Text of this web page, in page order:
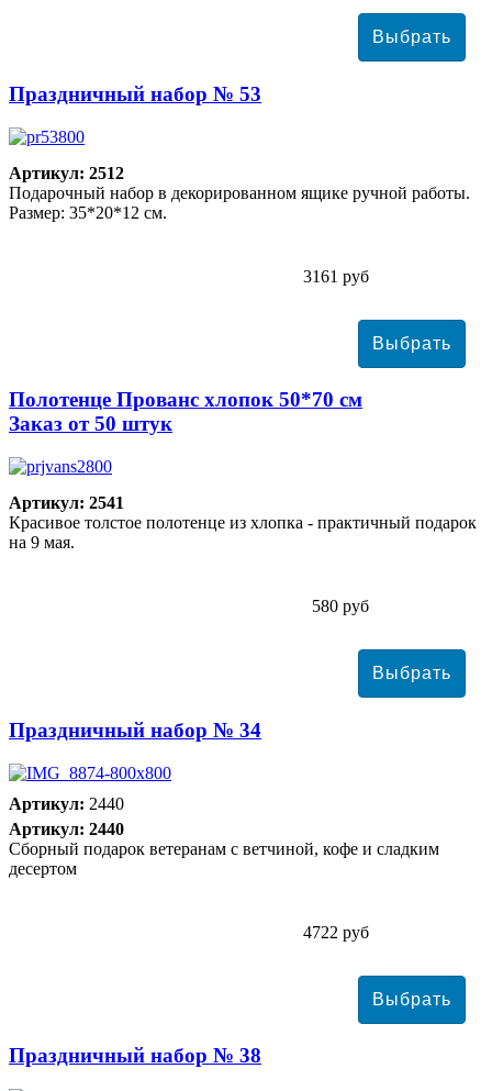
Праздничный набор № 53
Артикул: 2512
Подарочный набор в декорированном ящике ручной работы.
Размер: 35*20*12 см.
3161 руб
Полотенце Прованс хлопок 50*70 см
Заказ от 50 штук
Артикул: 2541
Красивое толстое полотенце из хлопка - практичный подарок
на 9 мая.
580 руб
Праздничный набор № 34
Артикул: 2440
Артикул: 2440
Сборный подарок ветеранам с ветчиной, кофе и сладким
десертом
4722 руб
Праздничный набор № 38